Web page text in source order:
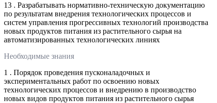
13 . Разрабатывать нормативно-техническую документацию
по результатам внедрения технологических процессов и
систем управления прогрессивных технологий производства
новых продуктов питания из растительного сырья на
автоматизированных технологических линиях
Необходимые знания
1 . Порядок проведения пусконаладочных и
экспериментальных работ по освоению новых
технологических процессов и внедрению в производство
новых видов продуктов питания из растительного сырья